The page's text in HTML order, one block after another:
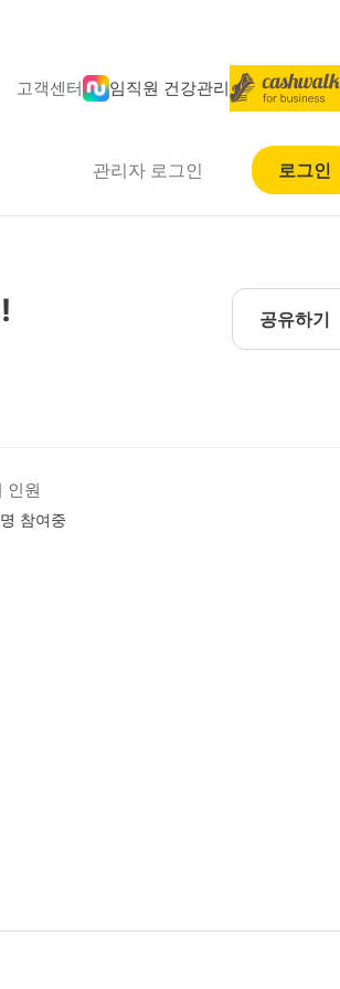
고객센터 임직원 건강관리
관리자 로그인 로그인
공유하기
인원
명 참여중